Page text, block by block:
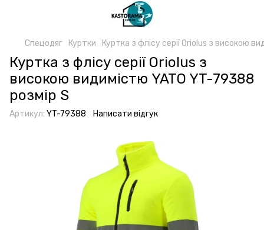
Спецодяг Куртки Куртка з флісу серії Oriolus з високою
Куртка з флісу серії Oriolus з
високою видимістю YATO YT-79388
розмір S
Артикул: YT-79388 Написати відгук